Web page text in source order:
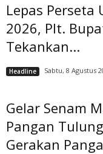
Lepas Perseta
2026, Plt.
Tekankan...
Headline Sabtu, 8 Agustus
Gelar Senam
Pangan
Gerakan